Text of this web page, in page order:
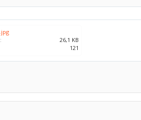
26,1 KB
121